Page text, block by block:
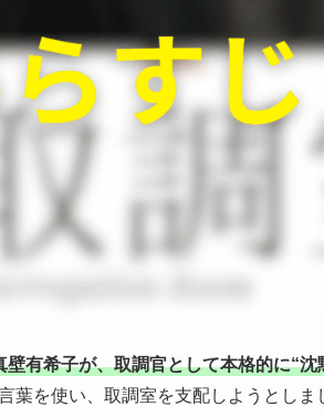
有希子が、取調官として本格的に“沈
を使い、取調室を支配しようとしま